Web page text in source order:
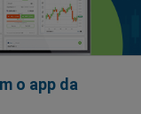
o app da